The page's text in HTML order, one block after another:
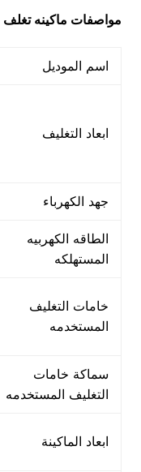
مواصفات ماكينه تغلف
اسم الموديل
ابعاد التغليف
جهد الكهرباء
الطاقه الكهربيه
المستهلكه
خامات التغليف
المستخدمه
سماكة خامات
التغليف المستخدمه
ابعاد الماكينة